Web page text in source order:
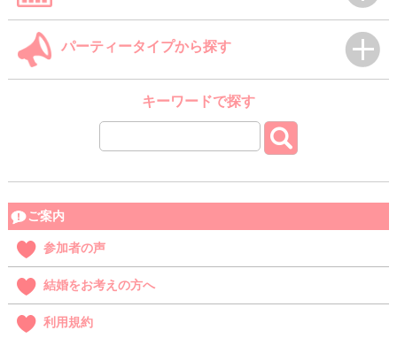
パーティータイプから探す
キーワードで探す
ご案内
参加者の声
結婚をお考えの方へ
利用規約